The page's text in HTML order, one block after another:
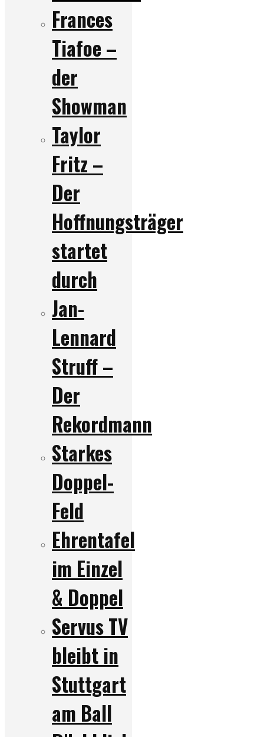
Frances
Tiafoe –
der
Showman
Taylor
Fritz –
Der
Hoffnungsträger
startet
durch
Jan-
Lennard
Struff –
Der
Rekordmann
Starkes
Doppel-
Feld
Ehrentafel
im Einzel
& Doppel
Servus TV
bleibt in
Stuttgart
am Ball